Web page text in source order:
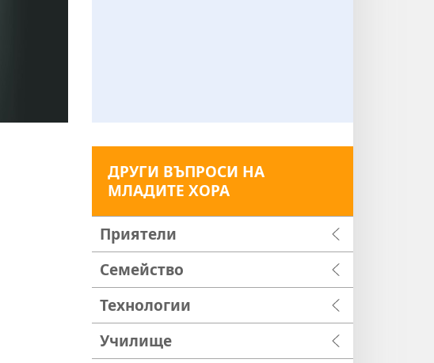
ДРУГИ ВЪПРОСИ НА
МЛАДИТЕ ХОРА
Приятели
Семейство
Технологии
Училище